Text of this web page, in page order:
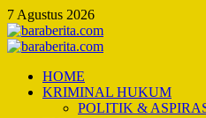
Skip
to
content
7 Agustus 2026
Primary
HOME
KRIMINAL HUKUM
POLITIK &